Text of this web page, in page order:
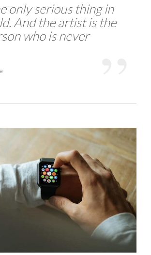
only serious thing in
And the artist is the
who is never